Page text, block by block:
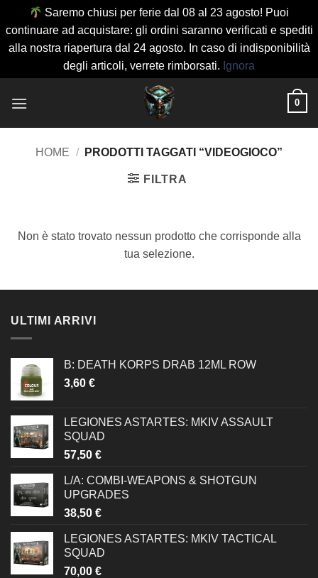
Saremo chiusi per ferie dal 08 al 23 agosto! Puoi
continuare ad acquistare: gli ordini saranno verificati e spediti
alla nostra riapertura dal 24 agosto. In caso di indisponibilità
degli articoli, verrete rimborsati. Ignora
0
HOME / PRODOTTI TAGGATI “VIDEOGIOCO”
FILTRA
Non è stato trovato nessun prodotto che corrisponde alla
tua selezione.
ULTIMI ARRIVI
B: DEATH KORPS DRAB 12ML ROW
3,60 €
LEGIONES ASTARTES: MKIV ASSAULT
SQUAD
57,50 €
L/A: COMBI-WEAPONS & SHOTGUN
UPGRADES
38,50 €
LEGIONES ASTARTES: MKIV TACTICAL
SQUAD
70,00 €